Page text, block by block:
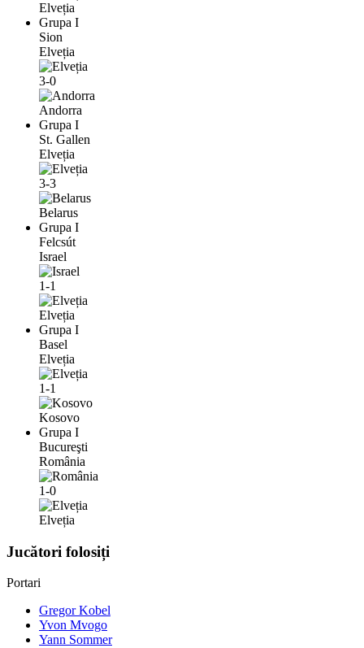
Elveția
Grupa I
Sion
Elveția
3-0
Andorra
Grupa I
St. Gallen
Elveția
3-3
Belarus
Grupa I
Felcsút
Israel
1-1
Elveția
Grupa I
Basel
Elveția
1-1
Kosovo
Grupa I
Bucureşti
România
1-0
Elveția
Jucători folosiți
Portari
Gregor Kobel
Yvon Mvogo
Yann Sommer